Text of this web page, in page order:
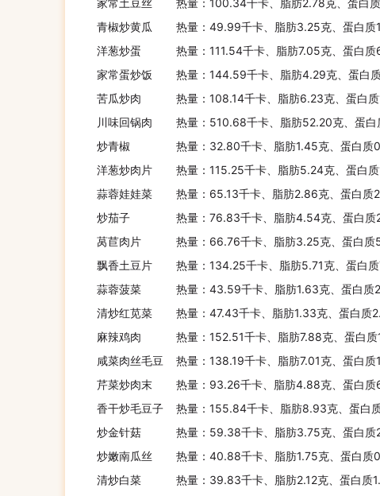
家常土豆丝
热量：100.34千卡、脂肪2.78克、蛋白
青椒炒黄瓜
热量：49.99千卡、脂肪3.25克、蛋白
洋葱炒蛋
热量：111.54千卡、脂肪7.05克、蛋白
家常蛋炒饭
热量：144.59千卡、脂肪4.29克、蛋白
苦瓜炒肉
热量：108.14千卡、脂肪6.23克、蛋白
川味回锅肉
热量：510.68千卡、脂肪52.20克、蛋
炒青椒
热量：32.80千卡、脂肪1.45克、蛋白
洋葱炒肉片
热量：115.25千卡、脂肪5.24克、蛋白
蒜蓉娃娃菜
热量：65.13千卡、脂肪2.86克、蛋白质
炒茄子
热量：76.83千卡、脂肪4.54克、蛋白
莴苣肉片
热量：66.76千卡、脂肪3.25克、蛋白
飘香土豆片
热量：134.25千卡、脂肪5.71克、蛋白
蒜蓉菠菜
热量：43.59千卡、脂肪1.63克、蛋白
清炒红苋菜
热量：47.43千卡、脂肪1.33克、蛋白质
麻辣鸡肉
热量：152.51千卡、脂肪7.88克、蛋白
咸菜肉丝毛豆
热量：138.19千卡、脂肪7.01克、蛋白
芹菜炒肉末
热量：93.26千卡、脂肪4.88克、蛋白
香干炒毛豆子
热量：155.84千卡、脂肪8.93克、蛋白
炒金针菇
热量：59.38千卡、脂肪3.75克、蛋白
炒嫩南瓜丝
热量：40.88千卡、脂肪1.75克、蛋白质
清炒白菜
热量：39.83千卡、脂肪2.12克、蛋白质